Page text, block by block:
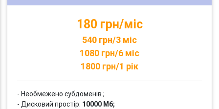
180 грн/міс
540 грн/3 міс
1080 грн/6 міс
1800 грн/1 рік
- Необмежено субдоменів ;
- Дисковий простір: 10000 Мб;